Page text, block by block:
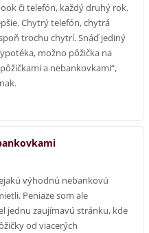
či telefón, každý druhý rok.
Chytrý telefón, chytrá
trochu chytrí. Snáď jediný
možno pôžička na
a nebankovkami“,
výhodnú nebankovú
Peniaze som ale
jednu zaujímavú stránku, kde
od viacerých